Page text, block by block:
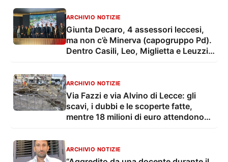
ARCHIVIO NOTIZIE
Giunta Decaro, 4 assessori leccesi,
ma non c’è Minerva (capogruppo Pd).
Dentro Casili, Leo, Miglietta e Leuzzi
ARCHIVIO NOTIZIE
Via Fazzi e via Alvino di Lecce: gli
scavi, i dubbi e le scoperte fatte,
mentre 18 milioni di euro attendono
ARCHIVIO NOTIZIE